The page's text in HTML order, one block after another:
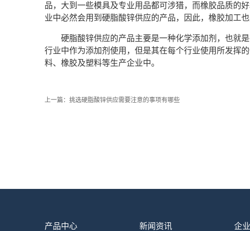
品，大到一些模具及专业用品都可涉猎，而橡胶品质的
业中必然会用到硬脂酸锌供应的产品，因此，橡胶加工
硬脂酸锌供应的产品主要是一种化学添加剂，也就
行业中作为添加剂使用，但是其在每个行业使用所发挥
料、橡胶及塑料等生产企业中。
上一篇： 挑选硬脂酸锌供应需要注意的事项有哪些
产品中心 新闻资讯 企